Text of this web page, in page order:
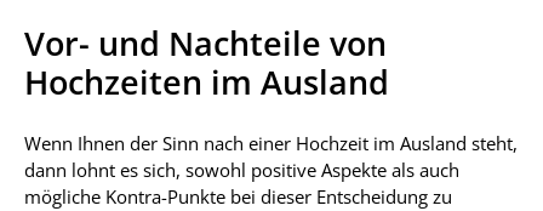
Vor- und Nachteile von
Hochzeiten im Ausland
Wenn Ihnen der Sinn nach einer Hochzeit im Ausland steht,
dann lohnt es sich, sowohl positive Aspekte als auch
mögliche Kontra-Punkte bei dieser Entscheidung zu